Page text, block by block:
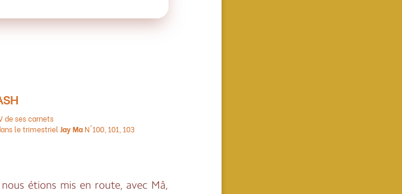
de ses carnets
le trimestriel Jay Ma N°100, 101, 103
étions mis en route, avec Mâ,